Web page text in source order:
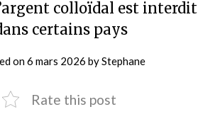
colloïdal est interdit
certains pays
on6 mars 2026 byStephane
Rate this post